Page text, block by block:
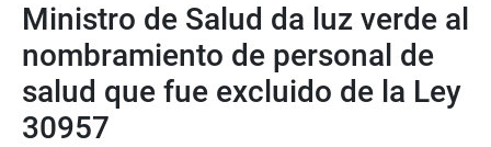
Ministro de Salud da luz verde al
nombramiento de personal de
salud que fue excluido de la Ley
30957